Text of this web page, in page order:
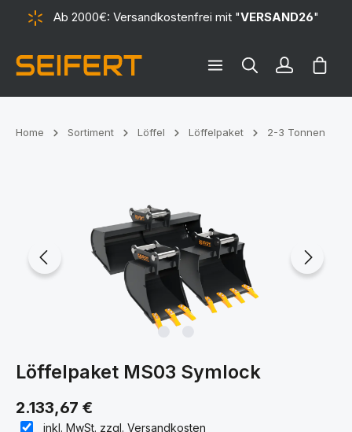
springenAb 2000€: Versandkostenfrei mit "VERSAND26"
Home Sortiment Löffel Löffelpaket 2-3 Tonnen
Löffelpaket MS03 Symlock
2.133,67 €
inkl. MwSt. zzgl. Versandkosten